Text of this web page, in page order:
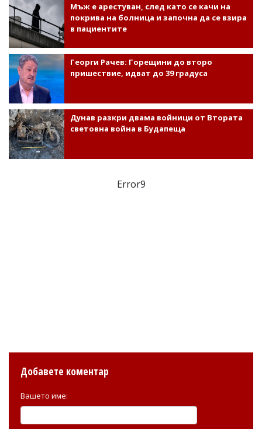
Мъж е арестуван, след като се качи на
покрива на болница и започна да се взира
в пациентите
Георги Рачев: Горещини до второ
пришествие, идват до 39 градуса
Дунав разкри двама войници от Втората
световна война в Будапеща
Error9
Добавете коментар
Вашето име: